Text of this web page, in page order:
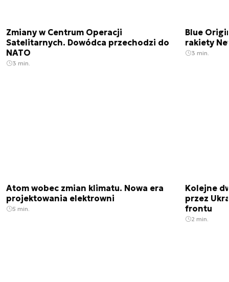
Zmiany w Centrum Operacji
Satelitarnych. Dowódca przechodzi do
NATO
3 min.
Blue
rakiety
3 min.
Atom wobec zmian klimatu. Nowa era
projektowania elektrowni
5 min.
Kolejne
przez
frontu
2 min.